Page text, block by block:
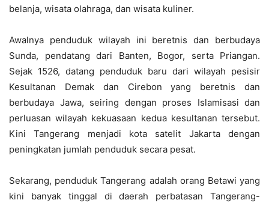
belanja, wisata olahraga, dan wisata kuliner.
Awalnya penduduk wilayah ini beretnis dan berbudaya
Sunda, pendatang dari Banten, Bogor, serta Priangan.
Sejak 1526, datang penduduk baru dari wilayah pesisir
Kesultanan Demak dan Cirebon yang beretnis dan
berbudaya Jawa, seiring dengan proses Islamisasi dan
perluasan wilayah kekuasaan kedua kesultanan tersebut.
Kini Tangerang menjadi kota satelit Jakarta dengan
peningkatan jumlah penduduk secara pesat.
Sekarang, penduduk Tangerang adalah orang Betawi yang
kini banyak tinggal di daerah perbatasan Tangerang-